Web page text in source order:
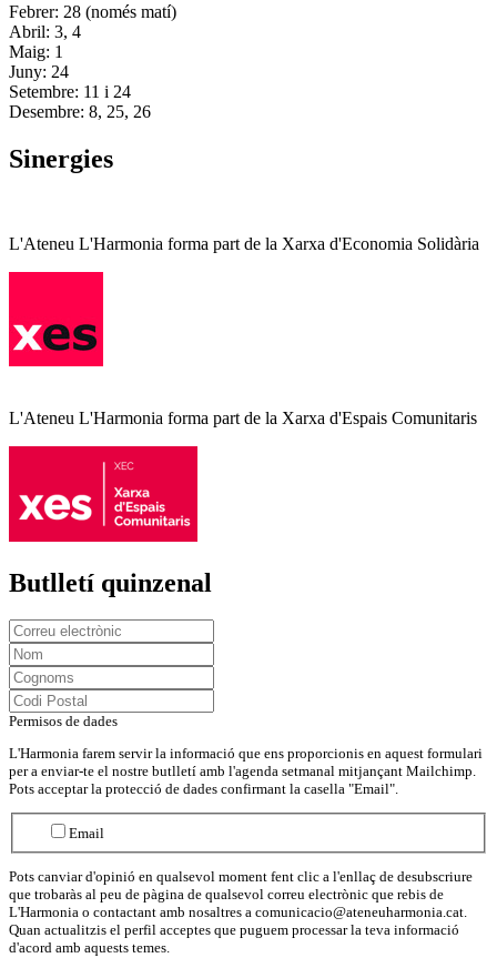
Febrer: 28 (només matí)
Abril: 3, 4
Maig: 1
Juny: 24
Setembre: 11 i 24
Desembre: 8, 25, 26
Sinergies
L'Ateneu L'Harmonia forma part de la Xarxa d'Economia Solidària
L'Ateneu L'Harmonia forma part de la Xarxa d'Espais Comunitaris
Butlletí quinzenal
Permisos de dades
L'Harmonia farem servir la informació que ens proporcionis en aquest formulari
per a enviar-te el nostre butlletí amb l'agenda setmanal mitjançant Mailchimp.
Pots acceptar la protecció de dades confirmant la casella "Email".
Email
Pots canviar d'opinió en qualsevol moment fent clic a l'enllaç de desubscriure
que trobaràs al peu de pàgina de qualsevol correu electrònic que rebis de
L'Harmonia o contactant amb nosaltres a comunicacio@ateneuharmonia.cat.
Quan actualitzis el perfil acceptes que puguem processar la teva informació
d'acord amb aquests temes.